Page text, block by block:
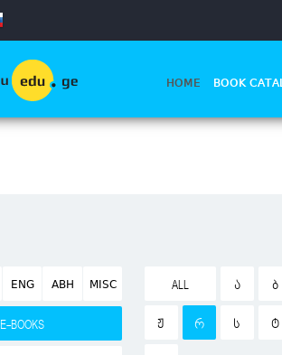
HOME BOOK
ENG ABH MISC
E-BOOKS
ALL Ა Ბ
Ჟ Რ Ს Ტ